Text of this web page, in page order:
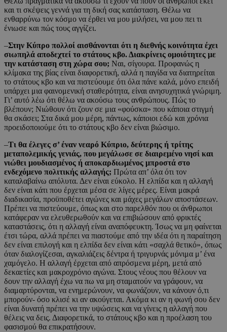
και τι σκέψεις γεννά για τη δική σας κατάσταση. Θέλω να
ενθαρρύνω τον κόσμο να έρθει να μου μιλήσει, να μου πει τι
ένιωσε και πώς τους αγγίζει.
–Στην Κύπρο πολλοί αισθάνονται ότι η διεθνής κοινότητα έχει
σιωπηλά αποδεχτεί το στάτους κβο. Διακρίνεις ομοιότητες με
την κατάσταση στη χώρα σου; Ναι, σίγουρα. Προφανώς η
κλίμακα της βίας είναι διαφορετική, αλλά η παγίδα να διατηρείται
το στάτους κβο και να πιστεύουμε ότι όλα πάνε καλά, μόνο επειδή
υπάρχει μια φαινομενική σταθερότητα, είναι ανησυχητικά γνώριμη.
Γι’ αυτό λέω ότι θέλω να ακούσω τους ανθρώπους. Πώς το
βλέπουν; Νιώθουν ότι ζουν σε μια «φούσκα» που κάποια στιγμή
θα σκάσει; Στα δικά μου μέρη, πάντως, κάποιοι εδώ και χρόνια
προειδοποιούμε ότι το στάτους κβο δεν είναι βιώσιμο.
–Τι θα έλεγες σ’ έναν νεαρό Κύπριο, δεύτερης ή τρίτης
μεταπολεμικής γενιάς, που μεγάλωσε σε διαιρεμένο νησί και
νιώθει μουδιασμένος ή αποκαρδιωμένος μπροστά στο
ενδεχόμενο πολιτικής αλλαγής; Πρώτα απ’ όλα ότι τον
καταλαβαίνω απόλυτα. Δεν είναι εύκολο. Η ελπίδα και η αλλαγή
δεν είναι κάτι που έρχεται μέσα σε λίγες μέρες. Είναι μακρά
διαδικασία, προϋποθέτει αγώνες και μάχες μεγάλων αποστάσεων.
Πρέπει να πιστεύουμε, όπως και στο παρελθόν που οι άνθρωποι
κατάφεραν να ελευθερωθούν και να επιβιώσουν από φρικτές
καταστάσεις, ότι η αλλαγή είναι αναπόφευκτη. Ίσως να μη φαίνεται
έτσι τώρα, αλλά πρέπει να πιαστούμε από την ιδέα ότι η παραίτηση
δεν είναι επιλογή και η ελπίδα δεν είναι κάτι «σαχλά θετικό», όπως
όταν διαλογίζεσαι, αγκαλιάζεις δέντρα ή τριγυρνάς μόνιμα μ’ ένα
χαμόγελο. Η αλλαγή έρχεται από απρόσμενα μέρη, μετά από
δεκαετίες και μακροχρόνιο αγώνα. Στους νέους που θέλουν να
δουν την αλλαγή έχω να πω να μη σταματούν να γράφουν, να
διαμαρτύρονται, να ενημερώνουν, να φωνάζουν, να κάνουν ό,τι
μπορούν- όσο κλισέ κι αν ακούγεται. Ακόμα κι αν η φωνή σου δεν
είναι δυνατή πρέπει να την υψώσεις και να γίνεις η αλλαγή που
θέλεις να δεις. Διαφορετικά, το στάτους κβο και η προέλαση του
φασισμού θα επικρατήσουν.